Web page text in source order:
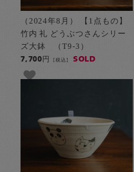
（2024年8月） 【1点もの】
竹内 礼 どうぶつさんシリー
ズ大鉢 （T9-3）
7,700円[税込] SOLD